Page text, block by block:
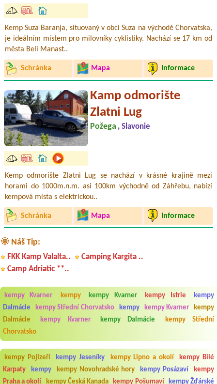
Kemp Suza Baranja, situovaný v obci Suza na východě Chorvatska,
je ideálním místem pro milovníky cyklistiky. Nachází se 17 km od
města Beli Manast..
Schránka Mapa Informace
Kamp odmorište
Zlatni Lug
Požega , Slavonie
Kemp odmorište Zlatni Lug se nachází v krásné krajině mezi
horami do 1000m.n.m. asi 100km východně od Záhřebu, nabízí
kempová místa s elektrickou..
Schránka Mapa Informace
🌞 Náš Tip:
FKK Kamp Valalta..
Camping Kargita ..
Camp Adriatic **..
kempy Kvarner kempy kempy Kvarner kempy Istrie
kempy
Dalmácie
kempy Střední Chorvatsko kempy kempy Kvarner
kempy
Dalmácie
kempy Kvarner kempy Dalmácie
kempy Střední
Chorvatsko
kempy Pojizeří kempy Jeseníky kempy Lipno a okolí
kempy Bílé
Karpaty
kempy kempy Novohradské hory kempy Posázaví
kempy
Praha a okolí
kempy Česká Kanada kempy Pošumaví kempy Žďárské